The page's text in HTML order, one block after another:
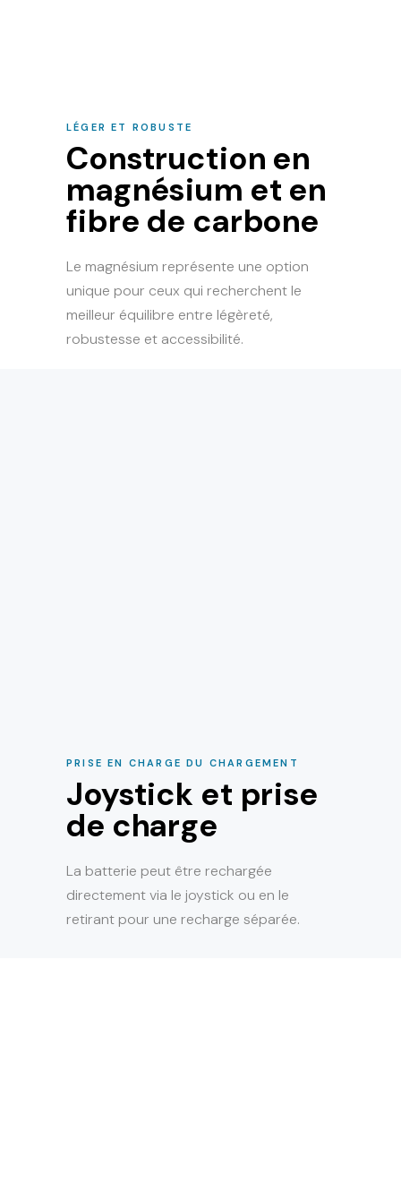
LÉGER ET ROBUSTE
Construction en
magnésium et en
fibre de carbone
Le magnésium représente une option
unique pour ceux qui recherchent le
meilleur équilibre entre légèreté,
robustesse et accessibilité.
PRISE EN CHARGE DU CHARGEMENT
Joystick et prise
de charge
La batterie peut être rechargée
directement via le joystick ou en le
retirant pour une recharge séparée.